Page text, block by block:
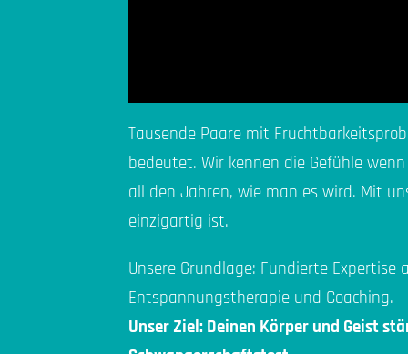
Tausende Paare mit
bedeutet. Wir kennen die Gefühle
all den Jahren, wie man es wird. Mit
einzigartig ist.
Unsere Grundlage: Fundierte
Entspannungstherapie und Coaching.
Unser Ziel: Deinen Körper und Geist